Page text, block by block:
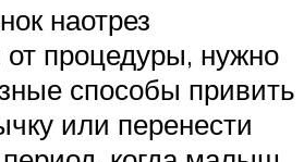
наотрез
от процедуры, нужно
способы привить
или перенести